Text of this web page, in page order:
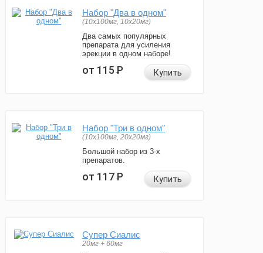
Набор "Два в одном"
(10x100мг, 10x20мг)
Два самых популярных
препарата для усиления
эрекции в одном наборе!
от 115Р Купить
Набор "Три в одном"
(10x100мг, 20x20мг)
Большой набор из 3-х
препаратов.
от 117Р Купить
Супер Сиалис
20мг + 60мг